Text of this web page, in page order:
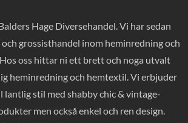
Hage Diversehandel. Vi har sedan
grossisthandel inom heminredning och
oss hittar ni ett brett och noga utvalt
heminredning och hemtextil. Vi erbjuder
stil med shabby chic & vintage-
men också enkel och ren design.